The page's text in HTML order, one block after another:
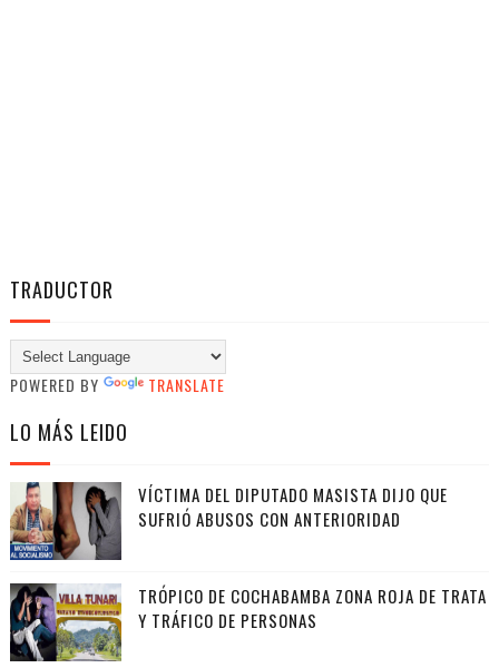
TRADUCTOR
POWERED BY TRANSLATE
LO MÁS LEIDO
VÍCTIMA DEL DIPUTADO MASISTA DIJO QUE
SUFRIÓ ABUSOS CON ANTERIORIDAD
TRÓPICO DE COCHABAMBA ZONA ROJA DE TRATA
Y TRÁFICO DE PERSONAS